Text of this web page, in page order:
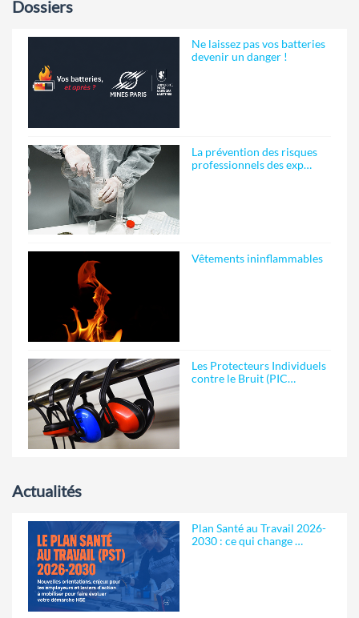
Dossiers
Ne laissez pas vos batteries
devenir un danger !
La prévention des risques
professionnels des exp…
Vêtements ininflammables
Les Protecteurs Individuels
contre le Bruit (PIC…
Actualités
Plan Santé au Travail 2026-
2030 : ce qui change …